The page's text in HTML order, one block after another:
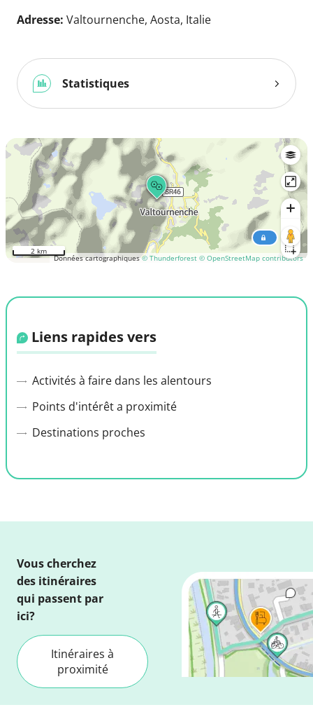
Adresse: Valtournenche, Aosta, Italie
Statistiques
Données cartographiques© Thunderforest © OpenStreetMap contributors
2 km
Liens rapides vers
Activités à faire dans les alentours
Points d'intérêt a proximité
Destinations proches
Vous cherchez
des itinéraires
qui passent par
ici?
Itinéraires à
proximité